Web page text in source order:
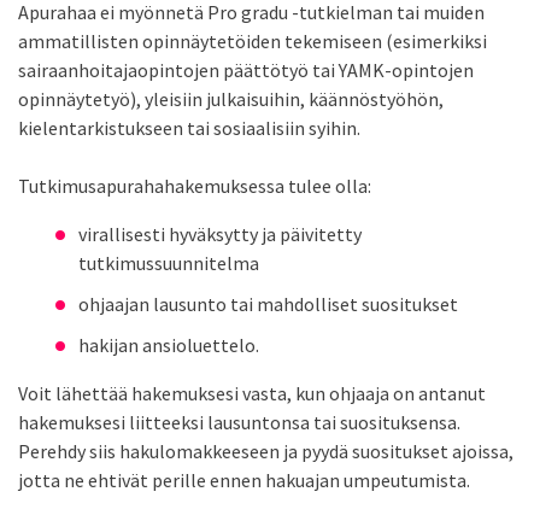
Apurahaa ei myönnetä Pro gradu -tutkielman tai muiden
ammatillisten opinnäytetöiden tekemiseen (esimerkiksi
sairaanhoitajaopintojen päättötyö tai YAMK-opintojen
opinnäytetyö), yleisiin julkaisuihin, käännöstyöhön,
kielentarkistukseen tai sosiaalisiin syihin.
Tutkimusapurahahakemuksessa tulee olla:
virallisesti hyväksytty ja päivitetty
tutkimussuunnitelma
ohjaajan lausunto tai mahdolliset suositukset
hakijan ansioluettelo.
Voit lähettää hakemuksesi vasta, kun ohjaaja on antanut
hakemuksesi liitteeksi lausuntonsa tai suosituksensa.
Perehdy siis hakulomakkeeseen ja pyydä suositukset ajoissa,
jotta ne ehtivät perille ennen hakuajan umpeutumista.